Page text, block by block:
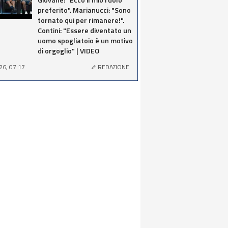
preferito". Marianucci: "Sono
tornato qui per rimanere!".
Contini: "Essere diventato un
uomo spogliatoio è un motivo
di orgoglio" | VIDEO
07:17 REDAZIONE